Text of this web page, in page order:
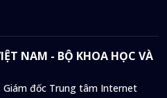
NAM - BỘ KHOA HỌC VÀ
đốc Trung tâm Internet